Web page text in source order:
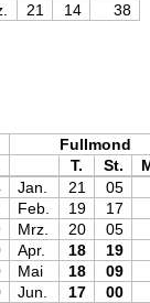
21 14 38
Fullmond
T. St.
Jan. 21
05
Feb. 19
17
Mrz. 20
05
Apr. 18
19
Mai 18
09
Jun. 17
00